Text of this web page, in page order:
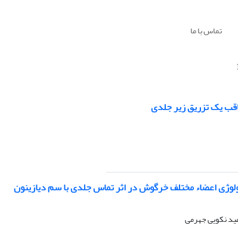
تماس با ما
یک تزریق زیر جلدی
اعضاء مختلف خرگوش در اثر تماس جلدی با سم دیازینون
نکویی جهرمی